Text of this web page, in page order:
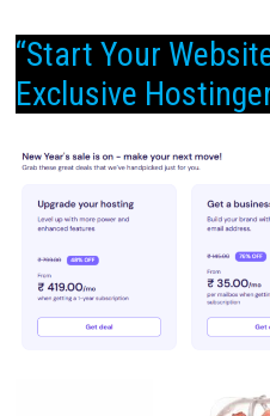
“Start Your
Exclusive